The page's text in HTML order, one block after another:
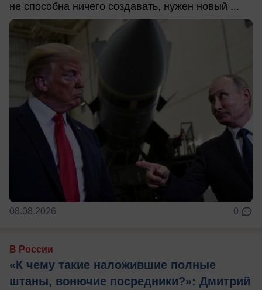
не способна ничего создавать, нужен новый ...
08.08.2026 0
В России
«К чему такие наложившие полные
штаны, вонючие посредники?»: Дмитрий